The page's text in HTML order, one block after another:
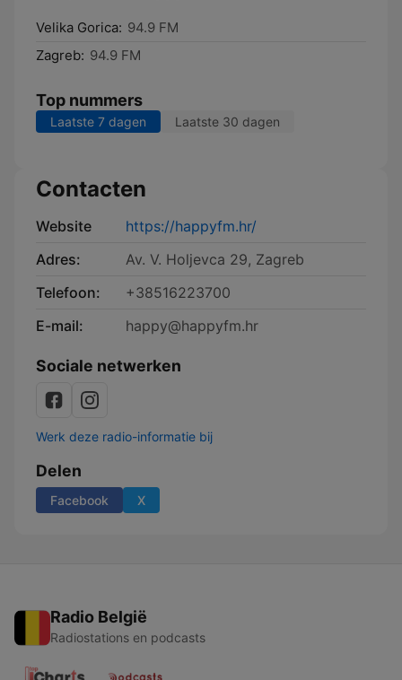
Velika Gorica: 94.9 FM
Zagreb: 94.9 FM
Top nummers
Laatste 7 dagen Laatste 30 dagen
Contacten
Website
https://happyfm.hr/
Adres:
Av. V. Holjevca 29, Zagreb
Telefoon:
+38516223700
E-mail:
happy@happyfm.hr
Sociale netwerken
Werk deze radio-informatie bij
Delen
Facebook X
Radio België
Radiostations en podcasts